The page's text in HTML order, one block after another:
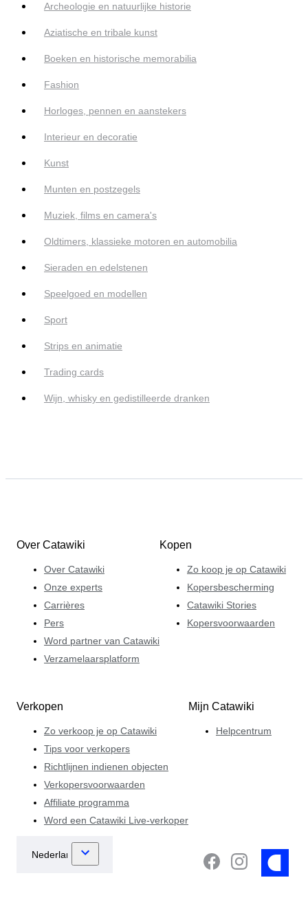
Archeologie en natuurlijke historie
Aziatische en tribale kunst
Boeken en historische memorabilia
Fashion
Horloges, pennen en aanstekers
Interieur en decoratie
Kunst
Munten en postzegels
Muziek, films en camera's
Oldtimers, klassieke motoren en automobilia
Sieraden en edelstenen
Speelgoed en modellen
Sport
Strips en animatie
Trading cards
Wijn, whisky en gedistilleerde dranken
Over Catawiki
Over Catawiki
Onze experts
Carrières
Pers
Word partner van Catawiki
Verzamelaarsplatform
Kopen
Zo koop je op Catawiki
Kopersbescherming
Catawiki Stories
Kopersvoorwaarden
Verkopen
Zo verkoop je op Catawiki
Tips voor verkopers
Richtlijnen indienen objecten
Verkopersvoorwaarden
Affiliate programma
Word een Catawiki Live-verkoper
Mijn Catawiki
Helpcentrum